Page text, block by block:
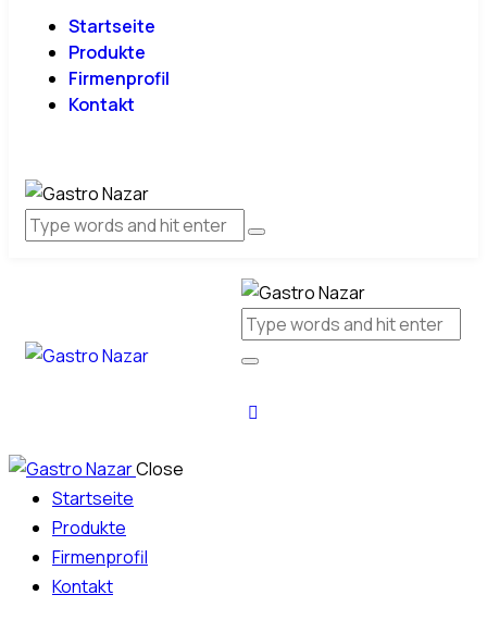
Startseite
Produkte
Firmenprofil
Kontakt
Close
Startseite
Produkte
Firmenprofil
Kontakt